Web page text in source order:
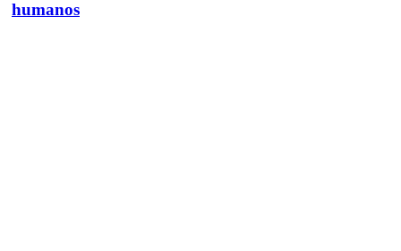
humanos